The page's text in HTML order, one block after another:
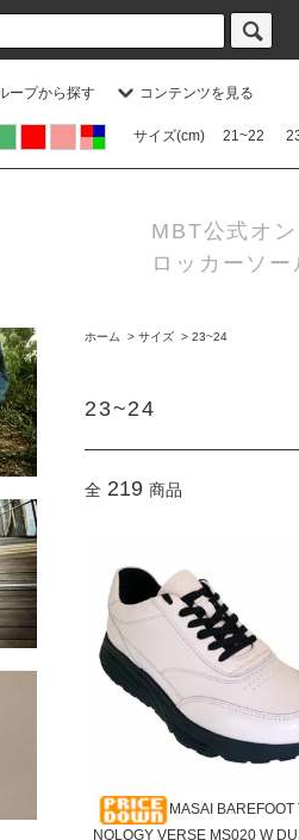
ープから探す コンテンツを見る
サイズ(cm) 21~22
MBT公式オン
ロッカーソ
ホーム > サイズ > 23~24
23~24
全 219 商品
MASAI BAREFOOT
NOLOGY VERSE MS020 W